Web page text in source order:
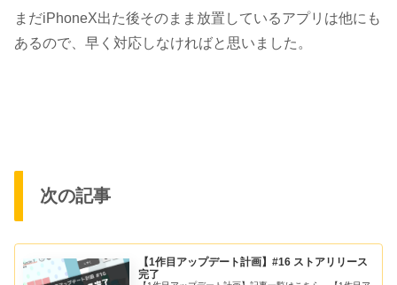
まだiPhoneX出た後そのまま放置しているアプリは他にも
あるので、早く対応しなければと思いました。
次の記事
【1作目アップデート計画】#16 ストアリリース
完了